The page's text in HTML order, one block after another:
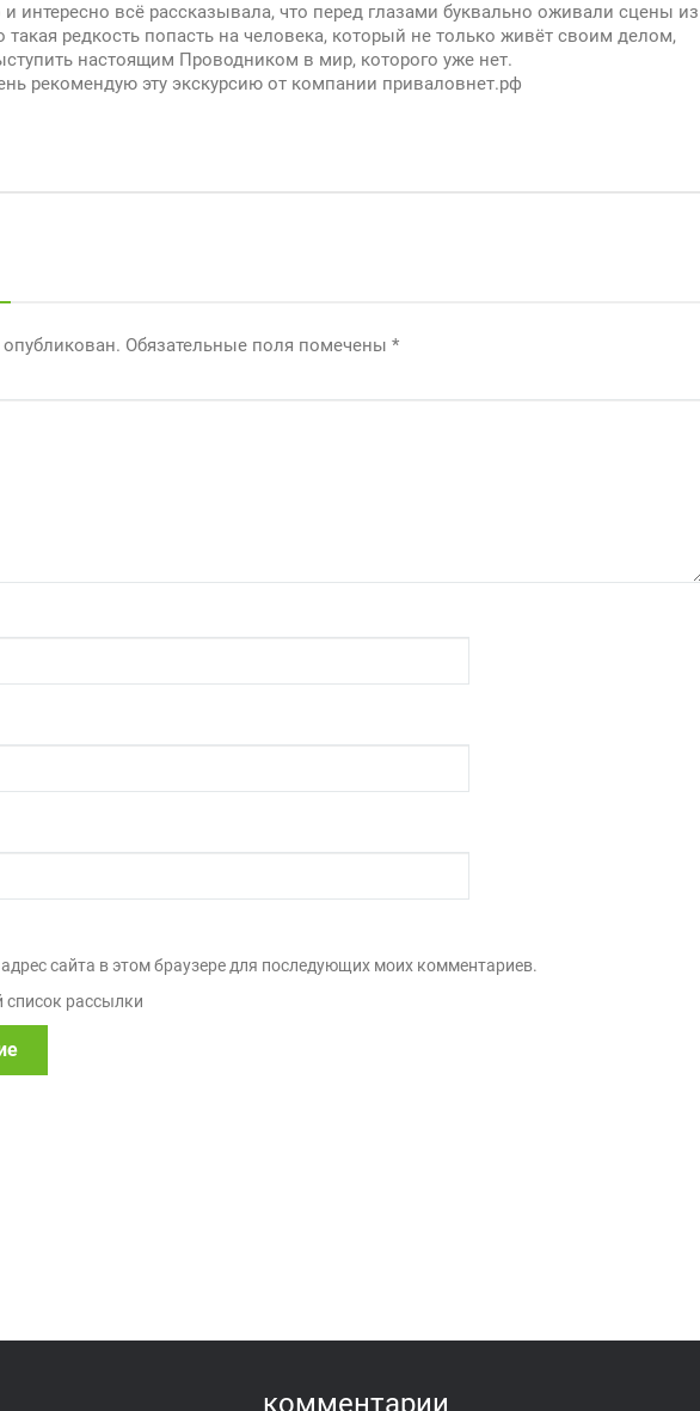
и интересно всё рассказывала, что перед глазами буквально оживали сцены из
такая редкость попасть на человека, который не только живёт своим делом,
настоящим Проводником в мир, которого уже нет.
рекомендую эту экскурсию от компании приваловнет.рф
Обязательные поля помечены *
сайта в этом браузере для последующих моих комментариев.
список рассылки
комментарии